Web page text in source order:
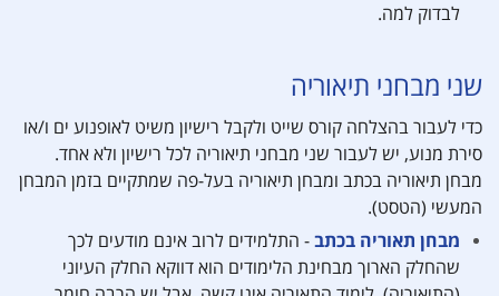
לבדוק למה.
שני מבחני תיאוריה
כדי לעבור בהצלחה קורס שייט ולקבל רישיון משיט לאופנוע ים ו/או
סירת מנוע, יש לעבור שני מבחני תיאוריה לכל רישיון ולא אחד.
מבחן תיאוריה בכתב ומבחן תיאוריה בעל-פה שמתקיים בזמן המבחן
המעשי (הטסט).
מבחן תאוריה בכתב - התלמידים לרוב אינם מודעים לכך
שהחלק הארוך מבחינת הלימודים הוא דווקא החלק העיוני